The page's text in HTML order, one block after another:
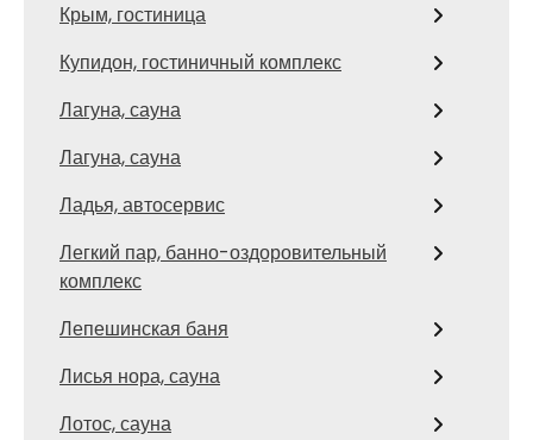
Крым, гостиница
Купидон, гостиничный комплекс
Лагуна, сауна
Лагуна, сауна
Ладья, автосервис
Легкий пар, банно-оздоровительный
комплекс
Лепешинская баня
Лисья нора, сауна
Лотос, сауна